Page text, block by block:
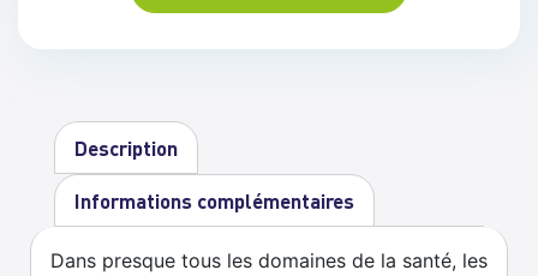
Description
Informations complémentaires
Dans presque tous les domaines de la santé, les